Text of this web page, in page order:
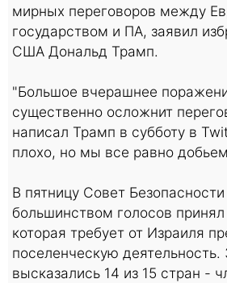
мирных переговоров между
государством и ПА, заявил
США Дональд Трамп.
"Большое вчерашнее
существенно осложнит
написал Трамп в субботу в
плохо, но мы все равно
В пятницу Совет
большинством голосов
которая требует от Израиля
поселенческую деятельность.
высказались 14 из 15 стран -